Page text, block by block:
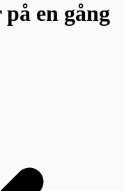
på en gång